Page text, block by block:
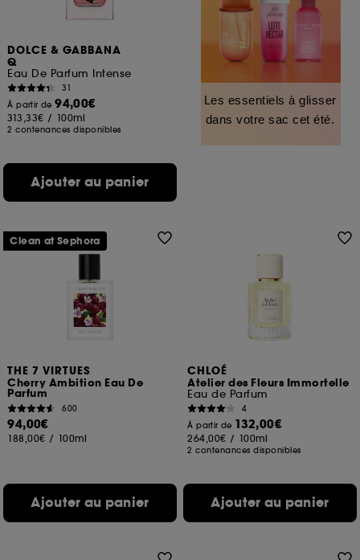
DOLCE & GABBANA
Q
Eau De Parfum Intense
31
À partir de94,00€
313,33€ / 100ml
2 contenances disponibles
Ajouter au panier
Les essentiels à glisser
dans votre sac cet été.
THE 7 VIRTUES
Cherry Ambition Eau De
Parfum
600
94,00€
188,00€ / 100ml
Ajouter au panier
Clean at Sephora
CHLOÉ
Atelier des Fleurs Immortelle
Eau de Parfum
4
À partir de 132,00€
264,00€ / 100ml
2 contenances disponibles
Ajouter au panier